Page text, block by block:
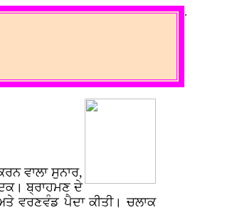
ਵਾਲਾ ਸੁਨਾਰ,
ਬ੍ਰਾਹਮਣ ਦੇ
ਵਰਣਵੰਡ ਪੈਦਾ ਕੀਤੀ। ਚਲਾਕ
.